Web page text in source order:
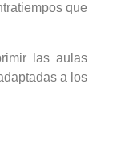
que
las aulas
a los